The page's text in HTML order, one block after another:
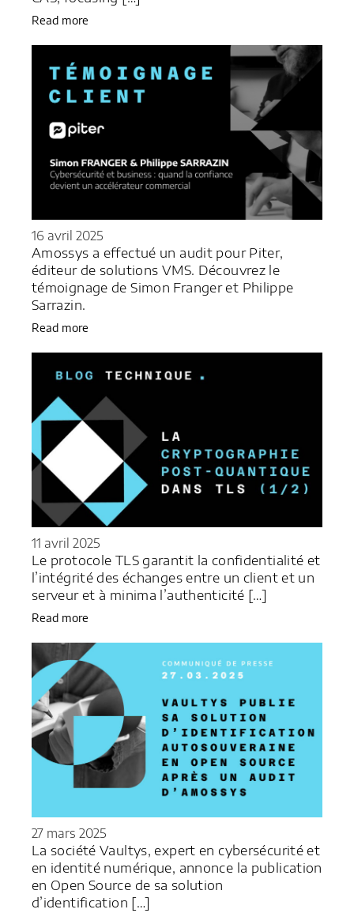
Read more
16 avril 2025
Amossys a effectué un audit pour Piter,
éditeur de solutions VMS. Découvrez le
témoignage de Simon Franger et Philippe
Sarrazin.
Read more
11 avril 2025
Le protocole TLS garantit la confidentialité et
l’intégrité des échanges entre un client et un
serveur et à minima l’authenticité […]
Read more
27 mars 2025
La société Vaultys, expert en cybersécurité et
en identité numérique, annonce la publication
en Open Source de sa solution
d’identification […]